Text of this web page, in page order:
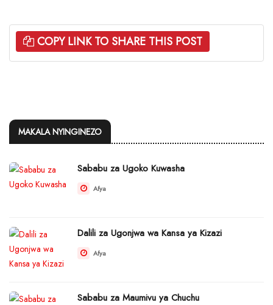
COPY LINK TO SHARE THIS POST
MAKALA NYINGINEZO
Sababu za Ugoko Kuwasha
Afya
Dalili za Ugonjwa wa Kansa ya Kizazi
Afya
Sababu za Maumivu ya Chuchu